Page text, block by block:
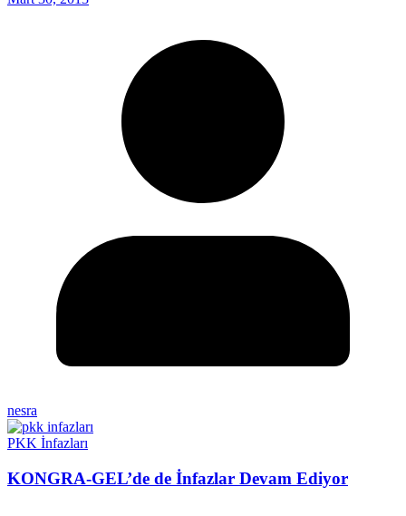
nesra
PKK İnfazları
KONGRA-GEL’de de İnfazlar Devam Ediyor